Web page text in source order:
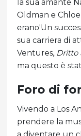
la sua amante
Oldman e
erano'Un
sua carriera di
Ventures, Dritto
ma questo è
Foro di
Vivendo a Los
prendere la